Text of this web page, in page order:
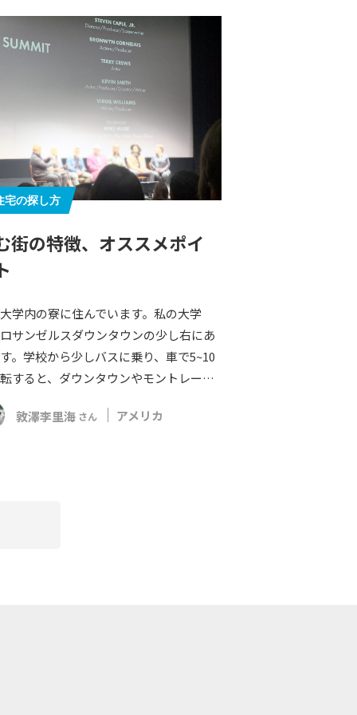
宅の探し方
街の特徴、オススメポイ
学内の寮に住んでいます。私の大学
サンゼルスダウンタウンの少し右にあ
。学校から少しバスに乗り、車で5~10
すると、ダウンタウンやモントレー…
敦澤李里海 さん アメリカ